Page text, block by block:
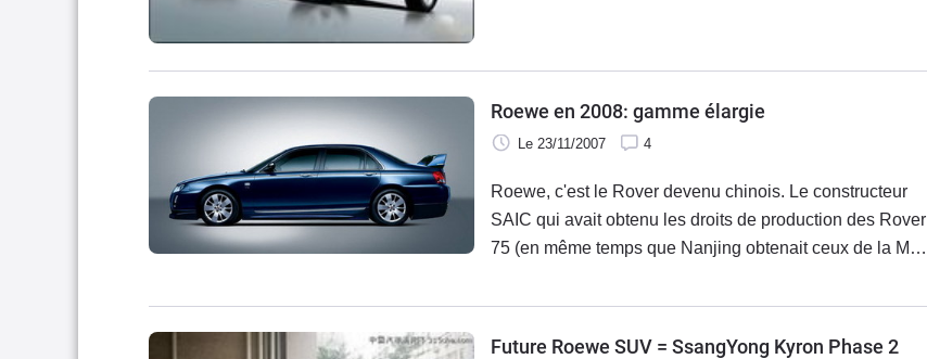
Roewe en 2008: gamme élargie
Le 23/11/2007 4
Roewe, c'est le Rover devenu chinois. Le constructeur
SAIC qui avait obtenu les droits de production des Rover
75 (en même temps que Nanjing obtenait ceux de la MG
sur les ruines du groupe
Future Roewe SUV = SsangYong Kyron Phase 2